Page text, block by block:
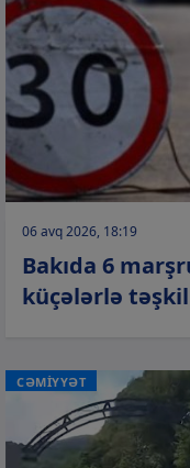
06 avq 2026, 18:19
Bakıda 6
küçələrlə
CƏMİYYƏT